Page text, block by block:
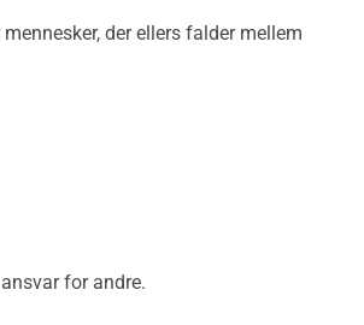
der ellers falder mellem
for andre.